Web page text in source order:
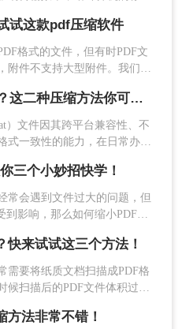
缩-PDF压缩，然后添
为他们找不到合适的方法。那
们分享三种值得掌握且无损压
试这款pdf压缩软件
格式的文件，但有时PDF文
附件不支持大型附件。我们该
pdf怎么压缩到500k以下？这二种压缩方法你可以轻松学会！
）文件因其跨平台兼容性、不
一致性的能力，在日常办公
传、发送或存储。那么pdf怎么
两种将PDF文件压缩到500K以
三个小妙招快学！
常会遇到文件过大的问题，但
影响，那么如何缩小PDF文
缩？用什么工具会比较方便
来试试这三个方法！
需要将纸质文档扫描成PDF格
候扫描后的PDF文件体积过
本文将为您介绍几种实用的方
法非常不错！